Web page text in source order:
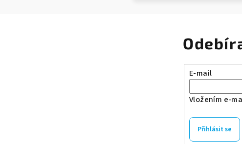
E-mail
Vložením e-
Přihlásit se